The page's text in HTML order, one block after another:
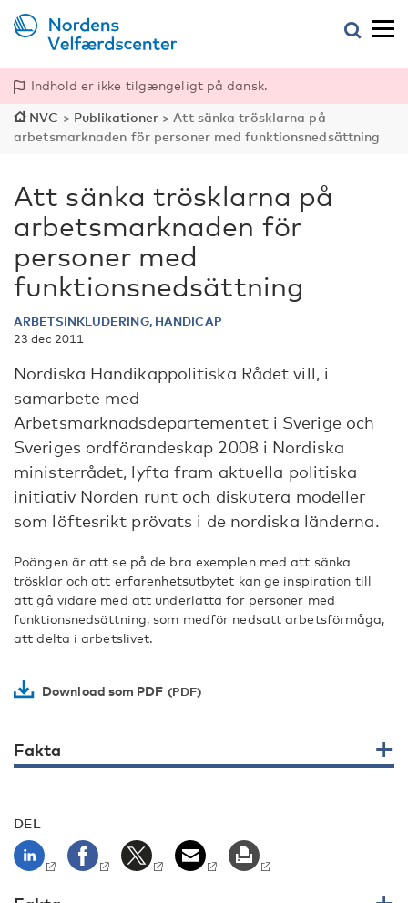
Indhold er ikke tilgængeligt på dansk.
NVC > Publikationer >Att sänka trösklarna på
arbetsmarknaden för personer med funktionsnedsättning
Att sänka trösklarna på
arbetsmarknaden för
personer med
funktionsnedsättning
ARBETSINKLUDERING, HANDICAP
23 dec 2011
Nordiska Handikappolitiska Rådet vill, i
samarbete med
Arbetsmarknadsdepartementet i Sverige och
Sveriges ordförandeskap 2008 i Nordiska
ministerrådet, lyfta fram aktuella politiska
initiativ Norden runt och diskutera modeller
som löftesrikt prövats i de nordiska länderna.
Poängen är att se på de bra exemplen med att sänka
trösklar och att erfarenhetsutbytet kan ge inspiration till
att gå vidare med att underlätta för personer med
funktionsnedsättning, som medför nedsatt arbetsförmåga,
att delta i arbetslivet.
Download som PDF
Fakta
DEL